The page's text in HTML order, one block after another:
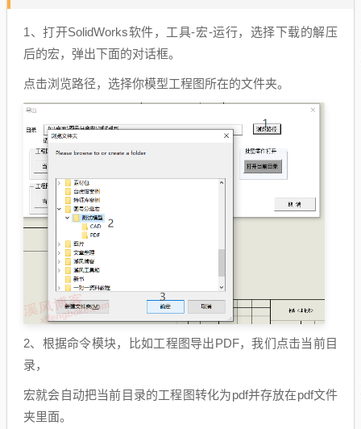
1、打开SolidWorks软件，工具-宏-运行，选择下载的解压
后的宏，弹出下面的对话框。
点击浏览路径，选择你模型工程图所在的文件夹。
2、根据命令模块，比如工程图导出PDF，我们点击当前目
录，
宏就会自动把当前目录的工程图转化为pdf并存放在pdf文件
夹里面。